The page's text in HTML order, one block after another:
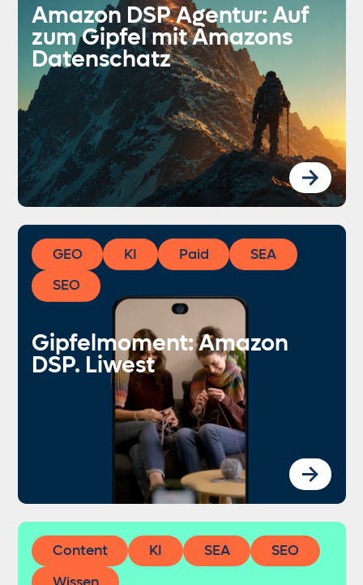
Amazon DSP Agentur: Auf
zum Gipfel mit Amazons
Datenschatz
GEO KI Paid
SEA
SEO
Gipfelmoment: Amazon
DSP. Liwest
Content KI SEA
SEO